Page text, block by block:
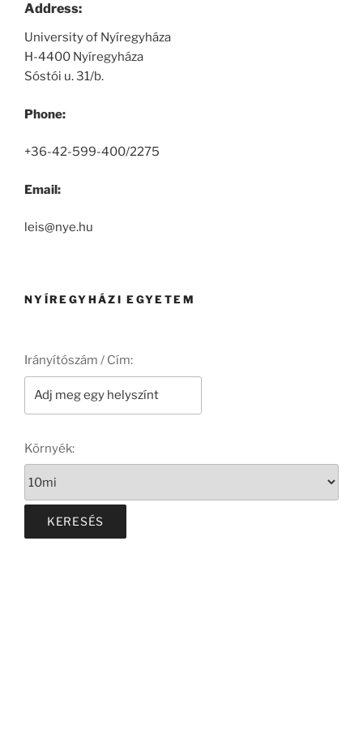
Address:
University of Nyíregyháza
H-4400 Nyíregyháza
Sóstói u. 31/b.
Phone:
+36-42-599-400/2275
Email:
leis@nye.hu
NYÍREGYHÁZI EGYETEM
Irányítószám / Cím:
Környék: